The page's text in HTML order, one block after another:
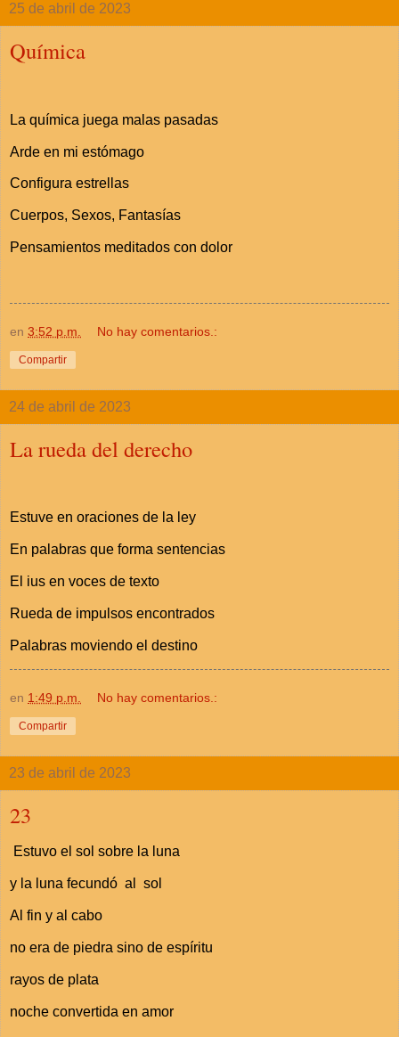
25 de abril de 2023
Química
La química juega malas pasadas
Arde en mi estómago
Configura estrellas
Cuerpos, Sexos, Fantasías
Pensamientos meditados con dolor
en 3:52 p.m. No hay comentarios.:
Compartir
24 de abril de 2023
La rueda del derecho
Estuve en oraciones de la ley
En palabras que forma sentencias
El ius en voces de texto
Rueda de impulsos encontrados
Palabras moviendo el destino
en 1:49 p.m. No hay comentarios.:
Compartir
23 de abril de 2023
23
Estuvo el sol sobre la luna
y la luna fecundó al sol
Al fin y al cabo
no era de piedra sino de espíritu
rayos de plata
noche convertida en amor